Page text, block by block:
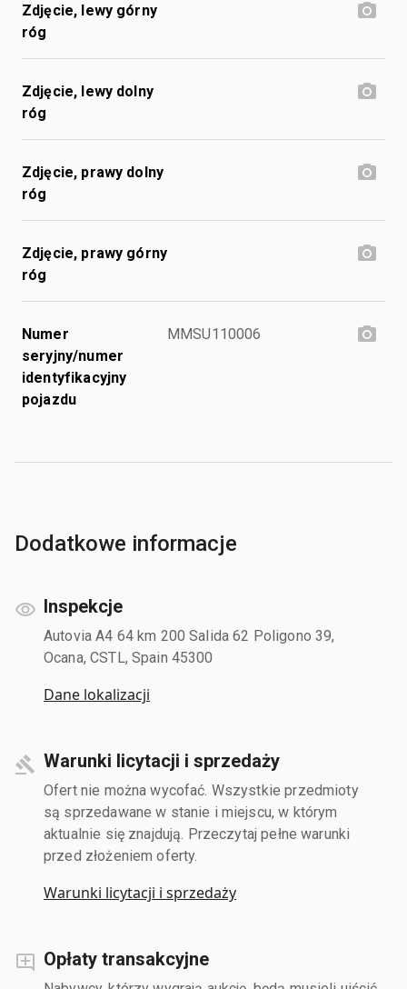
Zdjęcie, lewy górny
róg
Zdjęcie, lewy dolny
róg
Zdjęcie, prawy dolny
róg
Zdjęcie, prawy górny
róg
Numer
seryjny/numer
identyfikacyjny
pojazdu
MMSU110006
Dodatkowe informacje
Inspekcje
Autovia A4 64 km 200 Salida 62 Poligono 39,
Ocana, CSTL, Spain 45300
Dane lokalizacji
Warunki licytacji i sprzedaży
Ofert nie można wycofać. Wszystkie przedmioty
są sprzedawane w stanie i miejscu, w którym
aktualnie się znajdują. Przeczytaj pełne warunki
przed złożeniem oferty.
Warunki licytacji i sprzedaży
Opłaty transakcyjne